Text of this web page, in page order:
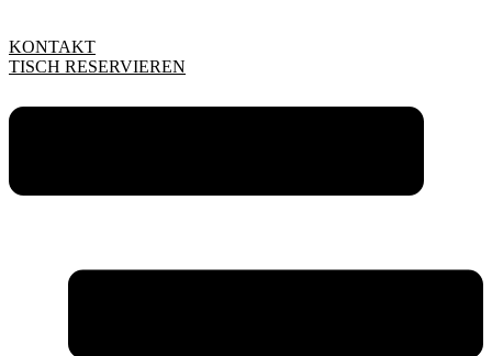
KONTAKT
TISCH RESERVIEREN